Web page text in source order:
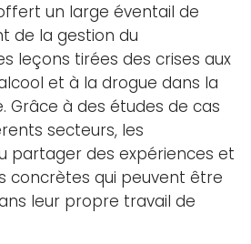
un large éventail de
de la gestion du
leçons tirées des crises aux
et à la drogue dans la
Grâce à des études de cas
secteurs, les
partager des expériences et
concrètes qui peuvent être
leur propre travail de